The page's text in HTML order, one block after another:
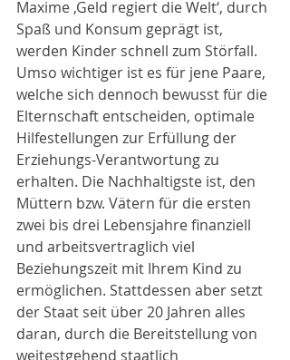
Maxime ‚Geld regiert die Welt‘, durch
Spaß und Konsum geprägt ist,
werden Kinder schnell zum Störfall.
Umso wichtiger ist es für jene Paare,
welche sich dennoch bewusst für die
Elternschaft entscheiden, optimale
Hilfestellungen zur Erfüllung der
Erziehungs-Verantwortung zu
erhalten. Die Nachhaltigste ist, den
Müttern bzw. Vätern für die ersten
zwei bis drei Lebensjahre finanziell
und arbeitsvertraglich viel
Beziehungszeit mit Ihrem Kind zu
ermöglichen. Stattdessen aber setzt
der Staat seit über 20 Jahren alles
daran, durch die Bereitstellung von
weitestgehend staatlich